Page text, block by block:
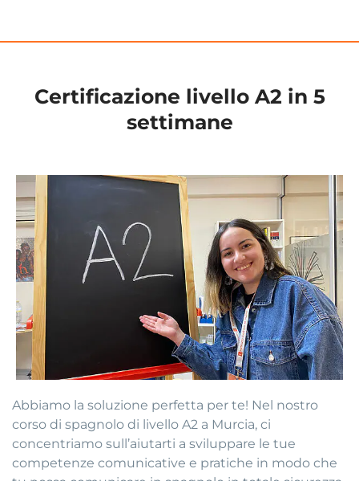
Certificazione livello A2 in 5
settimane
Abbiamo la soluzione perfetta per te! Nel nostro
corso di spagnolo di livello A2 a Murcia, ci
concentriamo sull’aiutarti a sviluppare le tue
competenze comunicative e pratiche in modo che